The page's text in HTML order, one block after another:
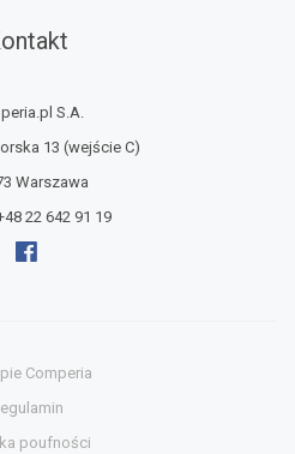
S.A.
13 (wejście C)
Warszawa
22 642 91 19
Comperia
poufności